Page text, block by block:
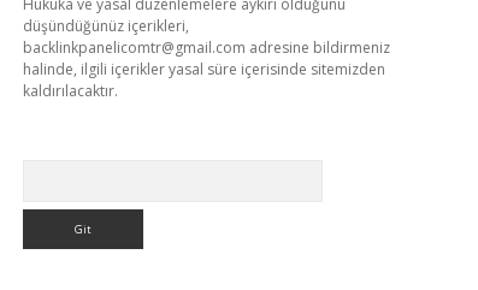
Hukuka ve yasal düzenlemelere aykırı olduğunu
düşündüğünüz içerikleri,
backlinkpanelicomtr@gmail.com adresine bildirmeniz
halinde, ilgili içerikler yasal süre içerisinde sitemizden
kaldırılacaktır.